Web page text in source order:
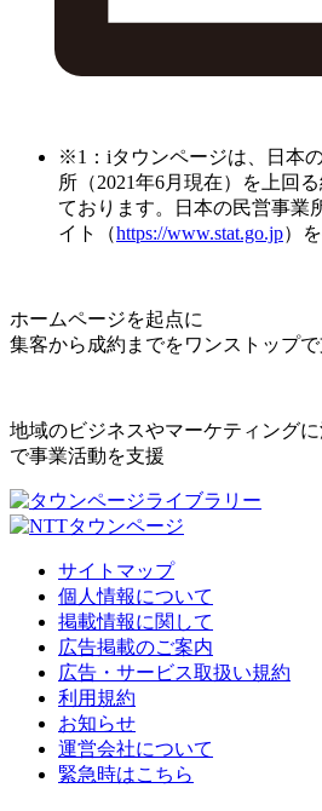
※1：iタウンページは、日本
所（2021年6月現在）を上回
ております。日本の民営事業
イト（https://www.stat.go.jp）
ホームページを起点に
集客から成約までをワンストップ
地域のビジネスやマーケティング
で事業活動を支援
サイトマップ
個人情報について
掲載情報に関して
広告掲載のご案内
広告・サービス取扱い規約
利用規約
お知らせ
運営会社について
緊急時はこちら